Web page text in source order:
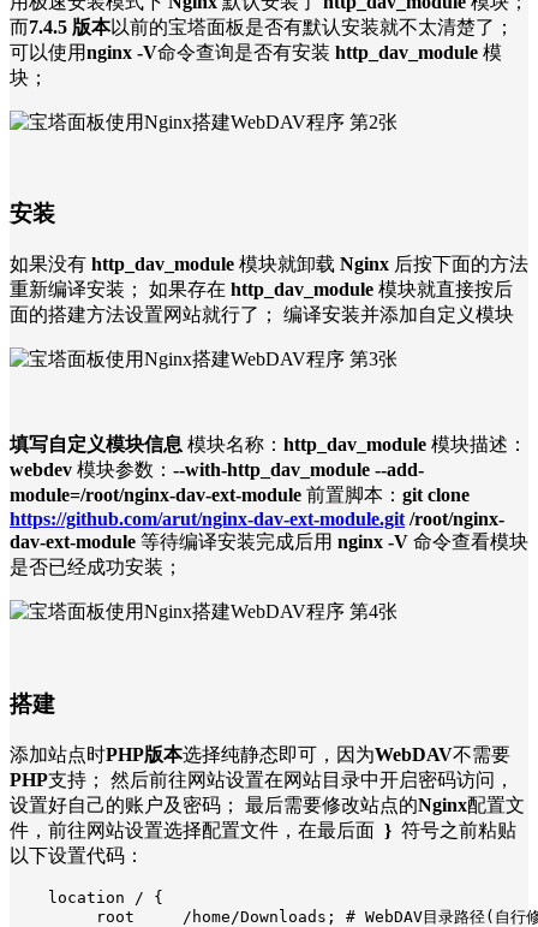
而7.4.5 版本以前的宝塔面板是否有默认安装就不太清楚了；
可以使用nginx -V命令查询是否有安装 http_dav_module 模
块；
安装
如果没有 http_dav_module 模块就卸载 Nginx 后按下面的方法
重新编译安装； 如果存在 http_dav_module 模块就直接按后
面的搭建方法设置网站就行了； 编译安装并添加自定义模块
填写自定义模块信息 模块名称： http_dav_module 模块描述：
webdev 模块参数： --with-http_dav_module --add-
module=/root/nginx-dav-ext-module 前置脚本： git clone
https://github.com/arut/nginx-dav-ext-module.git /root/nginx-
dav-ext-module 等待编译安装完成后用 nginx -V 命令查看模块
是否已经成功安装；
搭建
添加站点时PHP版本选择纯静态即可，因为WebDAV不需要
PHP支持； 然后前往网站设置在网站目录中开启密码访问，
设置好自己的账户及密码； 最后需要修改站点的Nginx配置文
件，前往网站设置选择配置文件，在最后面 } 符号之前粘贴
以下设置代码：
location / {
root     /home/Downloads; # WebDAV目录路径(自行